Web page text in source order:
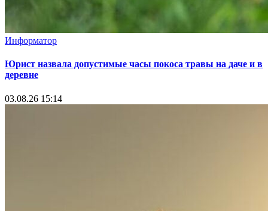
Информатор
Юрист назвала допустимые часы покоса травы на даче и в
деревне
03.08.26 15:14